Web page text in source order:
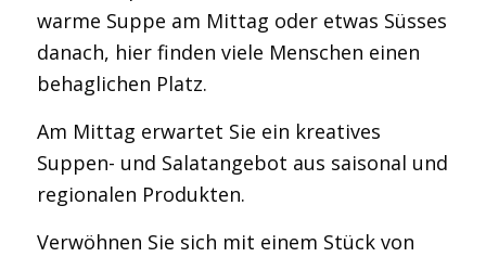
warme Suppe am Mittag oder etwas Süsses
danach, hier finden viele Menschen einen
behaglichen Platz.
Am Mittag erwartet Sie ein kreatives
Suppen- und Salatangebot aus saisonal und
regionalen Produkten.
Verwöhnen Sie sich mit einem Stück von